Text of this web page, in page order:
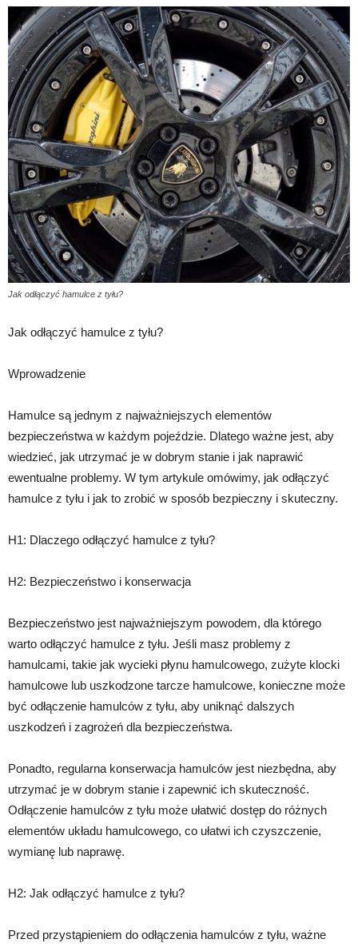
Jak odłączyć hamulce z tyłu?
Jak odłączyć hamulce z tyłu?
Wprowadzenie
Hamulce są jednym z najważniejszych elementów
bezpieczeństwa w każdym pojeździe. Dlatego ważne jest, aby
wiedzieć, jak utrzymać je w dobrym stanie i jak naprawić
ewentualne problemy. W tym artykule omówimy, jak odłączyć
hamulce z tyłu i jak to zrobić w sposób bezpieczny i skuteczny.
H1: Dlaczego odłączyć hamulce z tyłu?
H2: Bezpieczeństwo i konserwacja
Bezpieczeństwo jest najważniejszym powodem, dla którego
warto odłączyć hamulce z tyłu. Jeśli masz problemy z
hamulcami, takie jak wycieki płynu hamulcowego, zużyte klocki
hamulcowe lub uszkodzone tarcze hamulcowe, konieczne może
być odłączenie hamulców z tyłu, aby uniknąć dalszych
uszkodzeń i zagrożeń dla bezpieczeństwa.
Ponadto, regularna konserwacja hamulców jest niezbędna, aby
utrzymać je w dobrym stanie i zapewnić ich skuteczność.
Odłączenie hamulców z tyłu może ułatwić dostęp do różnych
elementów układu hamulcowego, co ułatwi ich czyszczenie,
wymianę lub naprawę.
H2: Jak odłączyć hamulce z tyłu?
Przed przystąpieniem do odłączenia hamulców z tyłu, ważne